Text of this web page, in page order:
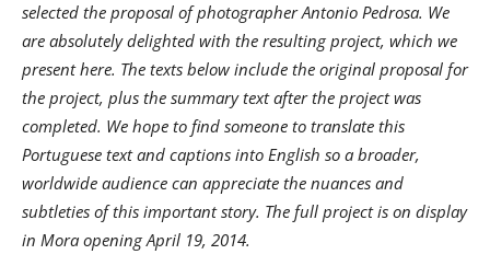
selected the proposal of photographer Antonio Pedrosa. We
are absolutely delighted with the resulting project, which we
present here. The texts below include the original proposal for
the project, plus the summary text after the project was
completed. We hope to find someone to translate this
Portuguese text and captions into English so a broader,
worldwide audience can appreciate the nuances and
subtleties of this important story. The full project is on display
in Mora opening April 19, 2014.